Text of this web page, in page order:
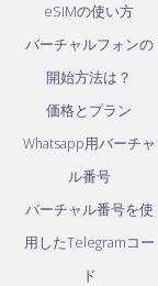
eSIMの使い方
バーチャルフォンの
開始方法は？
価格とプラン
Whatsapp用バーチャ
ル番号
バーチャル番号を使
用したTelegramコー
ド